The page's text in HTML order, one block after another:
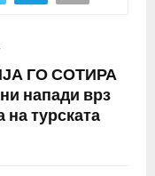
ГО СОТИРА
напади врз
турската